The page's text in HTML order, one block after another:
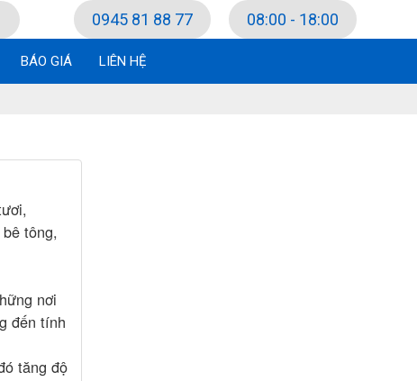
0945 81 88 77 08:00 - 18:00
BÁO GIÁ LIÊN HỆ
tông,
nơi
đến tính
tăng độ